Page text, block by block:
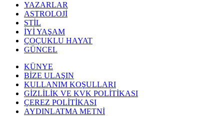
YAZARLAR
ASTROLOJİ
STİL
İYİ YAŞAM
ÇOÇUKLU HAYAT
GÜNCEL
KÜNYE
BİZE ULAŞIN
KULLANIM KOŞULLARI
GİZLİLİK VE KVK POLİTİKASI
ÇEREZ POLİTİKASI
AYDINLATMA METNİ